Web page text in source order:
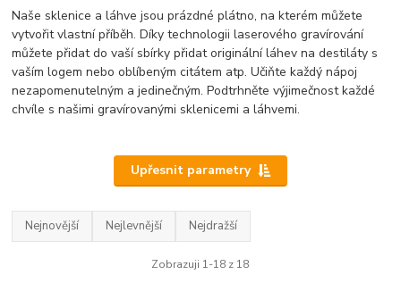
Naše sklenice a láhve jsou prázdné plátno, na kterém můžete
vytvořit vlastní příběh. Díky technologii laserového gravírování
můžete přidat do vaší sbírky přidat originální láhev na destiláty s
vaším logem nebo oblíbeným citátem atp. Učiňte každý nápoj
nezapomenutelným a jedinečným. Podtrhněte výjimečnost každé
chvíle s našimi gravírovanými sklenicemi a láhvemi.
Upřesnit parametry
Nejnovější Nejlevnější Nejdražší
Zobrazuji 1-18 z 18